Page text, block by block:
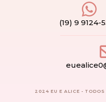
(19) 9 9124-
2024 EU E ALICE - TODOS